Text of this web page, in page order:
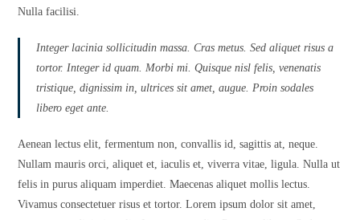
Nulla facilisi.
Integer lacinia sollicitudin massa. Cras metus. Sed aliquet risus a
tortor. Integer id quam. Morbi mi. Quisque nisl felis, venenatis
tristique, dignissim in, ultrices sit amet, augue. Proin sodales
libero eget ante.
Aenean lectus elit, fermentum non, convallis id, sagittis at, neque.
Nullam mauris orci, aliquet et, iaculis et, viverra vitae, ligula. Nulla ut
felis in purus aliquam imperdiet. Maecenas aliquet mollis lectus.
Vivamus consectetuer risus et tortor. Lorem ipsum dolor sit amet,